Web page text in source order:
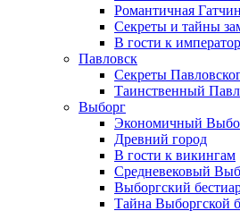
Романтичная
Секреты и тайны
В гости к
Павловск
Секреты
Таинственный
Выборг
Экономичный
Древний город
В гости к викингам
Средневековый
Выборгский
Тайна Выборгской